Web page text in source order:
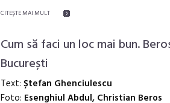
CITEŞTE MAI MULT
Cum să faci un loc mai bun.
București
Text: Ștefan Ghenciulescu
Foto: Esenghiul Abdul, Christian Beros